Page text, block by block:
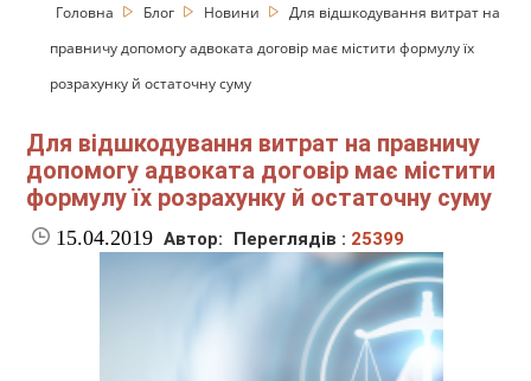
Головна Блог Новини
Для відшкодування витрат на
правничу допомогу адвоката договір має містити формулу їх
розрахунку й остаточну суму
Для відшкодування витрат на правничу
допомогу адвоката договір має містити
формулу їх розрахунку й остаточну суму
15.04.2019 Автор: Переглядів : 25399